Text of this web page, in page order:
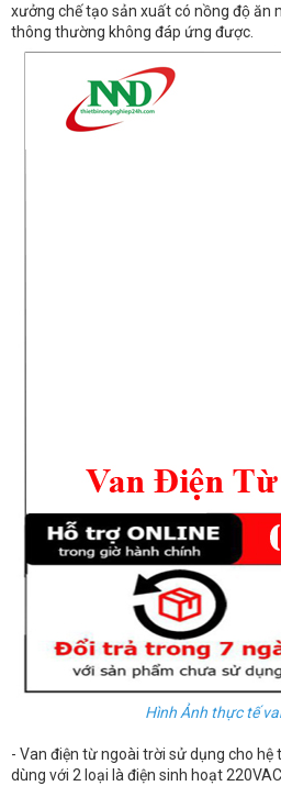
xưởng chế tạo sản xuất có nồng độ ăn
thông thường không đáp ứng được.
Hình Ảnh thực tế
- Van điện từ ngoài trời sử dụng cho
dùng với 2 loại là điện sinh hoạt